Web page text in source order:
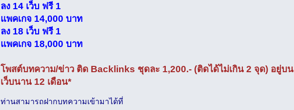
ลง 14 เว็บ ฟรี 1
แพคเกจ 14,000 บาท
ลง 18 เว็บ ฟรี 1
แพคเกจ 18,000 บาท
โพสต์บทความ/ข่าว ติด Backlinks ชุดละ 1,200.- (ติดได้ไม่เกิน 2 จุด) อยู่บน
เว็บนาน 12 เดือน*
ท่านสามารถฝากบทความเข้ามาได้ที่